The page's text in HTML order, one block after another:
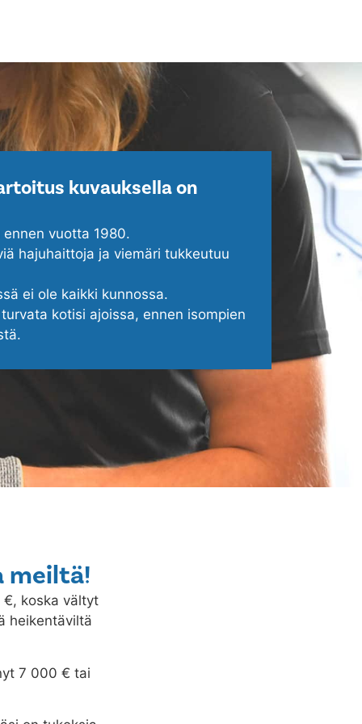
kuvauksella on
vuotta 1980.
hajuhaittoja ja viemäri tukkeutuu
ei ole kaikki kunnossa.
kotisi ajoissa, ennen isompien
meiltä!
€, koska vältyt
heikentäviltä
7 000 € tai